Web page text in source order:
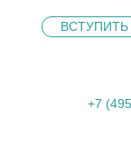
ВСТУПИТЬ
+7